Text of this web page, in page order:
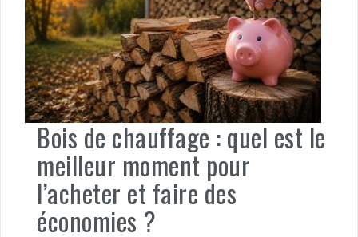
Bois de chauffage : quel est le
meilleur moment pour
l’acheter et faire des
économies ?